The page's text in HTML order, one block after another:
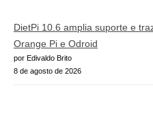
DietPi 10.6 amplia suporte e
Orange Pi e Odroid
por Edivaldo Brito
8 de agosto de 2026